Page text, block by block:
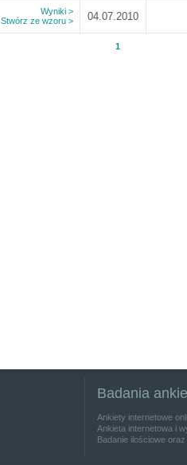
Wyniki >
Stwórz ze wzoru >
04.07.2010
1
Badania
Ankiety internetowe
Ankieta internetowa i
Badanie ilościowe